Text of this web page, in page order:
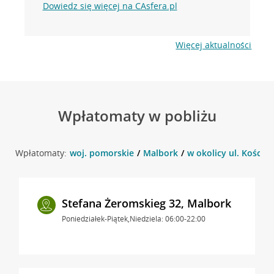
Dowiedz się więcej na CAsfera.pl
Więcej aktualności
Wpłatomaty w pobliżu
Wpłatomaty: woj. pomorskie Malbork w okolicy ul.
Stefana Żeromskieg 32, Malbork
Poniedziałek-Piątek,Niedziela: 06:00-22:00